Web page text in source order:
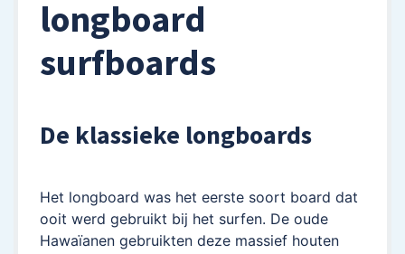
longboard
surfboards
De klassieke longboards
Het longboard was het eerste soort board dat
ooit werd gebruikt bij het surfen. De oude
Hawaïanen gebruikten deze massief houten